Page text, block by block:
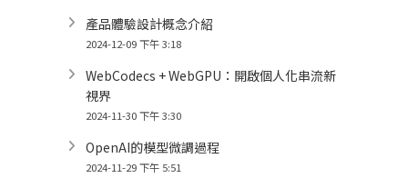
產品體驗設計概念介紹
2024-12-09 下午 3:18
WebCodecs + WebGPU：開啟個人化串流新
視界
2024-11-30 下午 3:30
OpenAI的模型微調過程
2024-11-29 下午 5:51